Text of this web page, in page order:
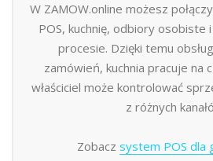
W ZAMOW.online możesz
POS, kuchnię, odbiory osobiste
procesie. Dzięki temu
zamówień, kuchnia pracuje na
właściciel może kontrolować
z różnych
Zobacz system POS dla